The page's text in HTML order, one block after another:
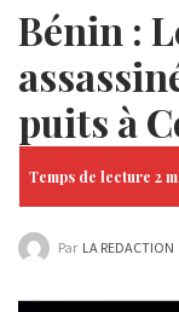
Bénin :
puits à
Par LA REDACTION